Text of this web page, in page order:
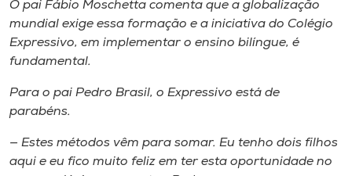
O pai Fábio Moschetta comenta que a globalização
mundial exige essa formação e a iniciativa do Colégio
Expressivo, em implementar o ensino bilíngue, é
fundamental.
Para o pai Pedro Brasil, o Expressivo está de
parabéns.
— Estes métodos vêm para somar. Eu tenho dois filhos
aqui e eu fico muito feliz em ter esta oportunidade no